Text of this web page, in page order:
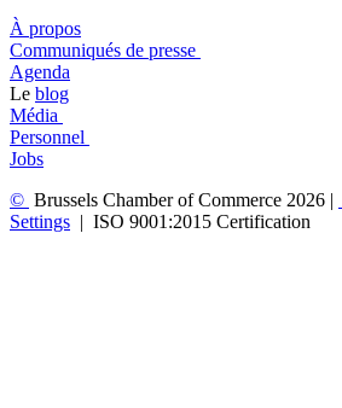
À propos
​​Communiqués de presse
​Agenda
​​Le blog
​Média
Personnel
Jobs
© Brussels Chamber of Commerce 2026 |
Settings | ISO 9001:2015 Certification